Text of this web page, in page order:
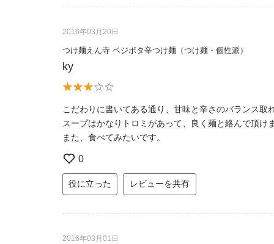
2016年03月20日
つけ麺えん寺 ベジポタ辛つけ麺（つけ麺・個性派）
ky
こだわりに書いてある通り、甘味と辛さのバランス取
スープはかなりトロミがあって、良く麺と絡んで頂けま
また、食べてみたいです。
0
役に立った レビューを共有
2016年03月01日